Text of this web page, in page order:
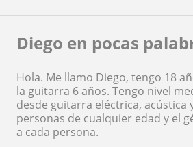
Diego en pocas
Hola. Me llamo Diego, tengo 18
la guitarra 6 años. Tengo nivel
desde guitarra eléctrica, acústica
personas de cualquier edad y el
a cada persona.